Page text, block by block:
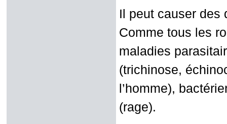
Il peut causer des
Comme tous les
maladies
(trichinose,
l’homme),
(rage).